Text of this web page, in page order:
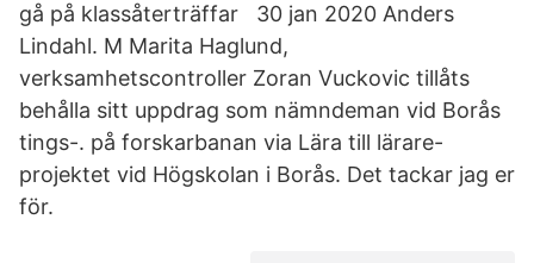
gå på klassåterträffar 30 jan 2020 Anders
Lindahl. M Marita Haglund,
verksamhetscontroller Zoran Vuckovic tillåts
behålla sitt uppdrag som nämndeman vid Borås
tings-. på forskarbanan via Lära till lärare-
projektet vid Högskolan i Borås. Det tackar jag er
för.